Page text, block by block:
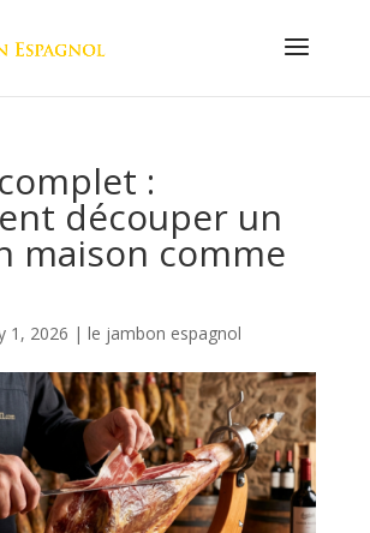
:
découper un
maison comme
1, 2026 | le jambon espagnol